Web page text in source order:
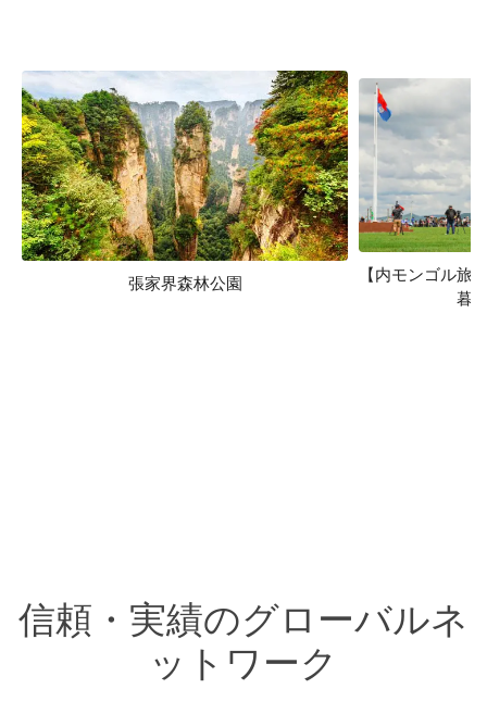
張家界森林公園
【内モンゴル旅
暮
信頼・実績のグローバルネ
ットワーク